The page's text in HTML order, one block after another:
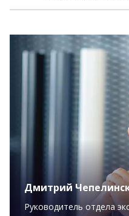
Дмитрий
Руководитель отдела